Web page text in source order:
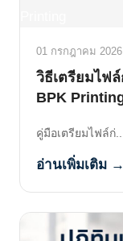
01 กรกฎาคม 2026
วิธีเตรียมไฟ
BPK
คู่มือเตรียมไฟล์ก่...
อ่านเพิ่มเติม →